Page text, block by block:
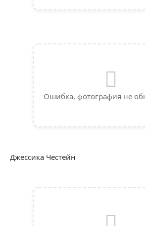
Ошибка, фотография не
Джессика Честейн